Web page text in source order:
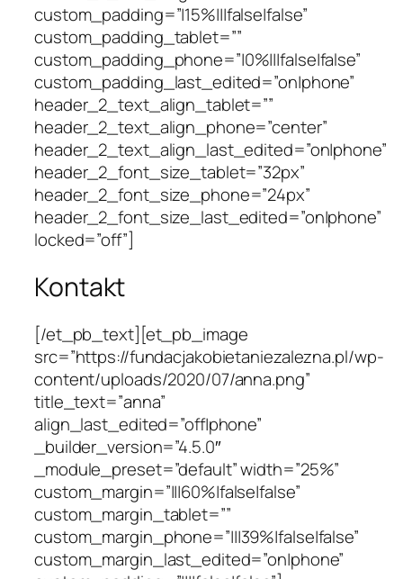
custom_padding=”|15%|||false|false”
custom_padding_tablet=””
custom_padding_phone=”|0%|||false|false”
custom_padding_last_edited=”on|phone”
header_2_text_align_tablet=””
header_2_text_align_phone=”center”
header_2_text_align_last_edited=”on|phone”
header_2_font_size_tablet=”32px”
header_2_font_size_phone=”24px”
header_2_font_size_last_edited=”on|phone”
locked=”off”]
Kontakt
[/et_pb_text][et_pb_image
src=”https://fundacjakobietaniezalezna.pl/wp-
content/uploads/2020/07/anna.png”
title_text=”anna”
align_last_edited=”off|phone”
_builder_version=”4.5.0″
_module_preset=”default” width=”25%”
custom_margin=”|||60%|false|false”
custom_margin_tablet=””
custom_margin_phone=”|||39%|false|false”
custom_margin_last_edited=”on|phone”